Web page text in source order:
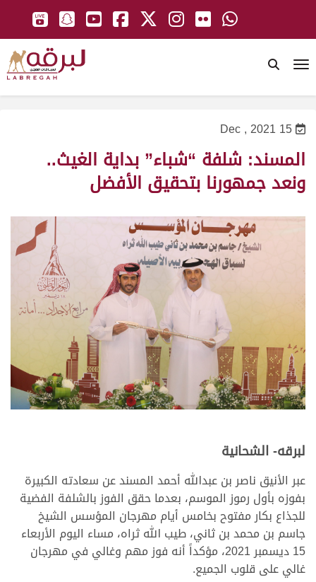
15 Dec , 2021
المسند: شلفة “شباء” بداية الغيث..
ونعد جمهورنا بتحقيق الأفضل
لبرقه- الشحانية
عبر الأنيق ناصر بن عبدالله أحمد المسند عن سعادته الكبيرة
بفوزه بأول رموز الموسم، بعدما حقق الفوز بالشلفة الفضية
للجذاع بكار مفتوح بخامس أيام مهرجان المؤسس الشيخ
جاسم بن محمد بن ثاني، طيب الله ثراه، مساء اليوم الأربعاء
15 ديسمبر 2021، مؤكداً أنه فوز مهم وغالي في مهرجان
غالي على قلوب الجميع.